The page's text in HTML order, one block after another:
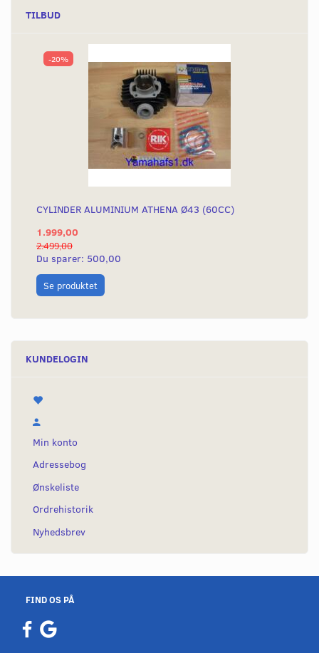
TILBUD
-20%
CYLINDER ALUMINIUM ATHENA Ø43 (60CC)
1.999,00
2.499,00
Du sparer: 500,00
Se produktet
KUNDELOGIN
Min konto
Adressebog
Ønskeliste
Ordrehistorik
Nyhedsbrev
FIND OS PÅ